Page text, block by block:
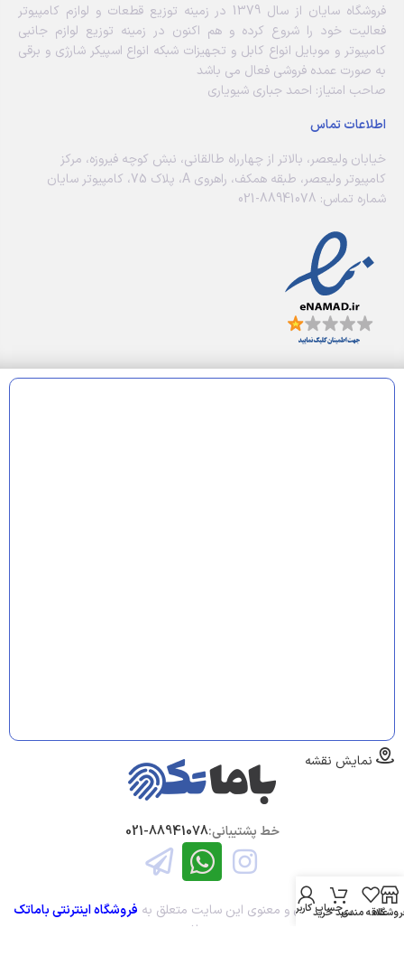
فروشگاه سایان از سال 1379 در زمینه توزیع قطعات و لوازم کامپیوتر
فعالیت خود را شروع کرده و هم اکنون در زمینه توزیع لوازم جانبی
کامپیوتر و موبایل انواع کابل و تجهیزات شبکه انواع اسپیکر شارژی و برقی
به صورت عمده فروشی فعال می باشد
صاحب امتیاز: احمد جباری شیویاری
اطلاعات تماس
خیابان ولیعصر، بالاتر از چهارراه طالقانی، نبش کوچه فیروزه، مرکز
کامپیوتر ولیعصر، طبقه همکف، راهروی A، پلاک 75، کامپیوتر سایان
شماره تماس: 88941078-021
نمایش نقشه
خط پشتیبانی:88941078-021
تمامی حقوق مادی و معنوی این سایت متعلق به فروشگاه اینترنتی باماتک
می باشد.
علاقه مندیسبد خرید
حساب کاربری من